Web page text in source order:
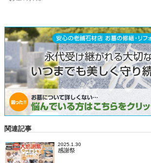
関連記事
2025.1.30
感謝祭